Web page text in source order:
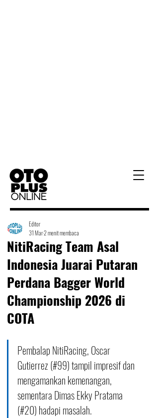
NitiRacing Team Asal
Indonesia Juarai Putaran
Perdana Bagger World
Championship 2026 di
COTA
Editor
31 Mar2 menit membaca
Pembalap NitiRacing, Oscar
Gutierrez (#99) tampil impresif dan
mengamankan kemenangan,
sementara Dimas Ekky Pratama
(#20) hadapi masalah.